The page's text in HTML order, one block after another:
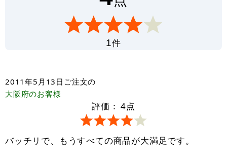
1件
2011年5月13日 ご注文の
大阪府のお客様
評価： 4点
バッチリで、もうすべての商品が大満足です。